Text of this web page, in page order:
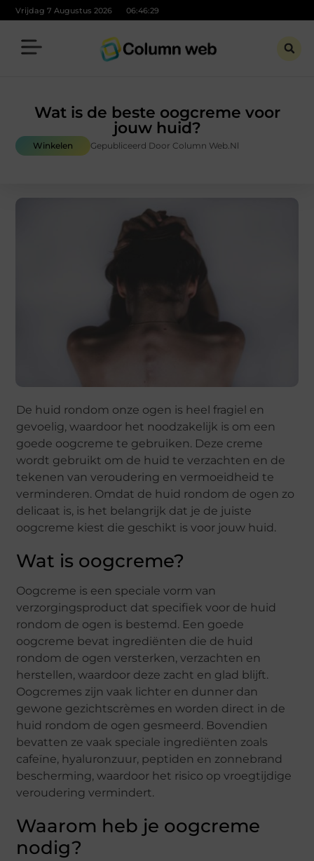
Vrijdag 7 Augustus 2026 06:46:30
Wat is de beste oogcreme voor
jouw huid?
Winkelen Gepubliceerd Door Column Web.nl
De huid rondom onze ogen is heel fragiel en
gevoelig, waardoor het noodzakelijk is om een
goede oogcreme te gebruiken. Deze creme
wordt gebruikt om de huid te verzachten en de
tekenen van veroudering en vermoeidheid te
verminderen. Omdat de huid rondom de ogen zo
delicaat is, is het belangrijk dat je de juiste
oogcreme kiest die geschikt is voor jouw huid.
Wat is oogcreme?
Oogcreme is een speciale vorm van
verzorgingsproduct dat specifiek voor de huid
rondom de ogen is bestemd. Een goede
oogcreme bevat ingrediënten die de huid
rondom de ogen versterken, verzachten en
herstellen, waardoor deze zacht en glad blijft.
Oogcremes zijn vaak lichter en dunner dan
gewone gezichtscrèmes en worden direct in de
huid rondom de ogen gesmeerd. Bovendien
bevatten ze vaak speciale ingrediënten zoals
cafeïne, hyaluronzuur, peptiden en zonnebrand
bescherming, waardoor het risico op vroegtijdige
veroudering vermindert.
Waarom heb je oogcreme
nodig?